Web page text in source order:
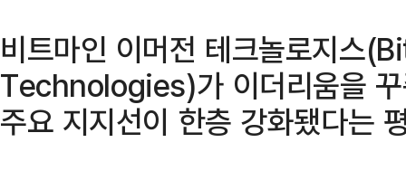
비트마인 이머전 테크놀로지스
Technologies)가 이더리움을 꾸
주요 지지선이 한층 강화됐다는